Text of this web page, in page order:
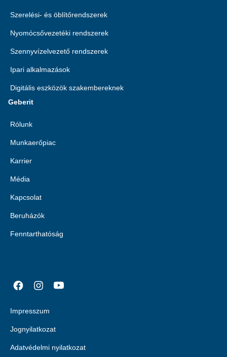
Szerelési- és öblítőrendszerek
Nyomócsővezetéki rendszerek
Szennyvízelvezető rendszerek
Ipari alkalmazások
Digitális eszközök szakembereknek
Geberit
Rólunk
Munkaerőpiac
Karrier
Média
Kapcsolat
Beruházók
Fenntarthatóság
Impresszum
Jognyilatkozat
Adatvédelmi nyilatkozat